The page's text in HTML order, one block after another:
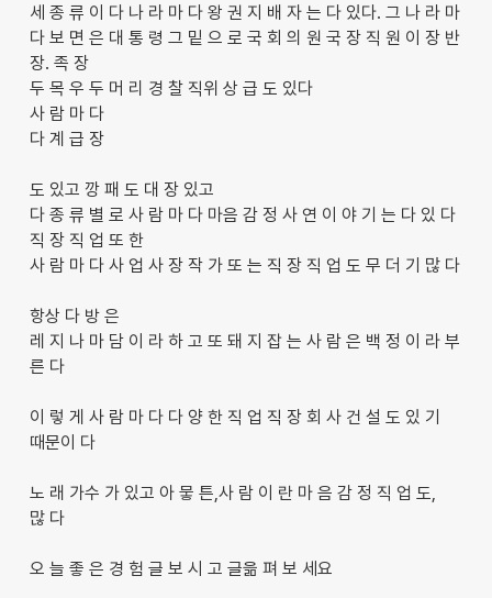
세 종 류 이 다 나 라 마 다 왕 권 지 배 자 는 다 있다. 그 나 라 마
다 보 면 은 대 통 령 그 밑 으 로 국 회 의 원 국 장 직 원 이 장 반
장. 족 장
두 목 우 두 머 리 경 찰 직위 상 급 도 있다
사 람 마 다
다 계 급 장
도 있고 깡 패 도 대 장 있고
다 종 류 별 로 사 람 마 다 마음 감 정 사 연 이 야 기 는 다 있 다
직 장 직 업 또 한
사 람 마 다 사 업 사 장 작 가 또 는 직 장 직 업 도 무 더 기 많 다
항상 다 방 은
레 지 나 마 담 이 라 하 고 또 돼 지 잡 는 사 람 은 백 정 이 라 부
른 다
이 렇 게 사 람 마 다 다 양 한 직 업 직 장 회 사 건 설 도 있 기
때문이 다
노 래 가수 가 있고 아 뭏 튼,사 람 이 란 마 음 감 정 직 업 도,
많 다
오 늘 좋 은 경 험 글 보 시 고 글읆 펴 보 세요